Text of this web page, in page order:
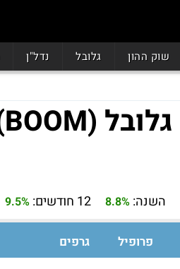
שוק ההון גלובל נדל"ן
השנה: 8.8% 12 חודשים: 9.5%
פרופיל גרפים